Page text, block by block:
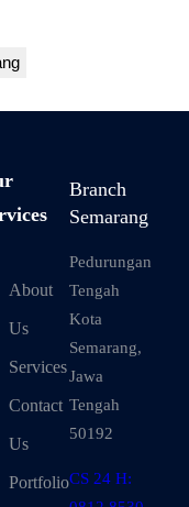
About
Us
Services
Contact
Us
Portfolio
Branch
Semarang
Pedurungan
Tengah
Kota
Semarang,
Jawa
Tengah
50192
CS 24 H: